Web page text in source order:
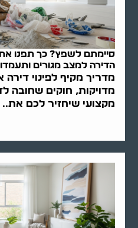
סיימתם לשפץ? כך תפנו
הדירה למצב מגורים
מדריך מקיף לפינוי דירה
מדויקות, חוקים שחובה
מקצועי שיחזיר לכם את..